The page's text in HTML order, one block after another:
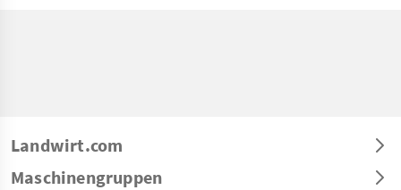
Landwirt.com
Maschinengruppen